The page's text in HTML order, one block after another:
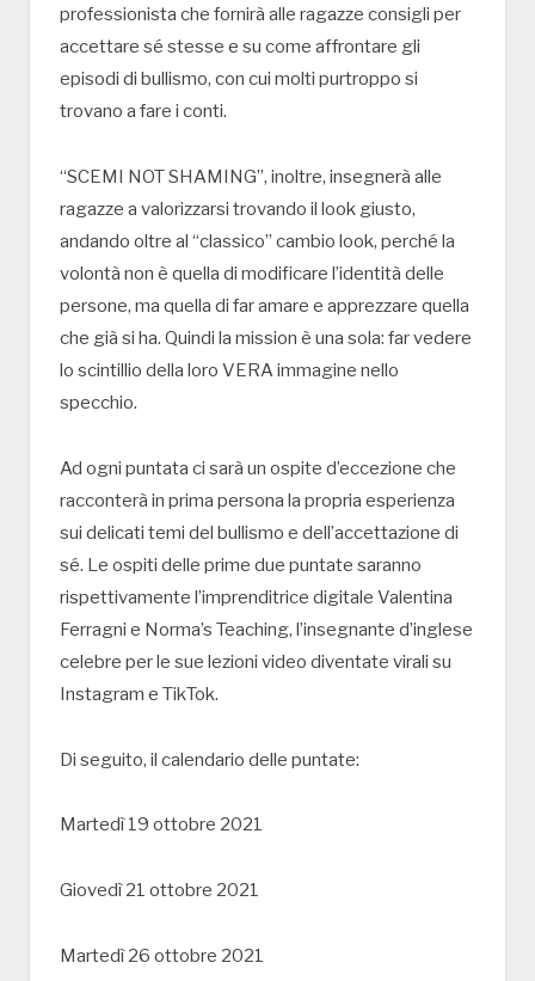
professionista che fornirà alle ragazze consigli per
accettare sé stesse e su come affrontare gli
episodi di bullismo, con cui molti purtroppo si
trovano a fare i conti.
“SCEMI NOT SHAMING”, inoltre, insegnerà alle
ragazze a valorizzarsi trovando il look giusto,
andando oltre al “classico” cambio look, perché la
volontà non è quella di modificare l’identità delle
persone, ma quella di far amare e apprezzare quella
che già si ha. Quindi la mission è una sola: far vedere
lo scintillio della loro VERA immagine nello
specchio.
Ad ogni puntata ci sarà un ospite d’eccezione che
racconterà in prima persona la propria esperienza
sui delicati temi del bullismo e dell’accettazione di
sé. Le ospiti delle prime due puntate saranno
rispettivamente l’imprenditrice digitale Valentina
Ferragni e Norma’s Teaching, l’insegnante d’inglese
celebre per le sue lezioni video diventate virali su
Instagram e TikTok.
Di seguito, il calendario delle puntate:
Martedì 19 ottobre 2021
Giovedì 21 ottobre 2021
Martedì 26 ottobre 2021